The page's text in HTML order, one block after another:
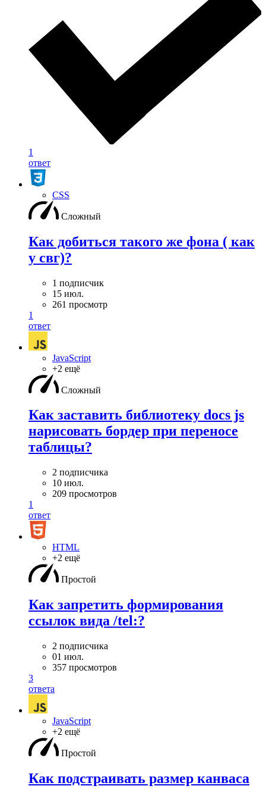
1
ответ
CSS
Сложный
Как добиться такого же фона ( как
у свг)?
1 подписчик
15 июл.
261 просмотр
1
ответ
JavaScript
+2 ещё
Сложный
Как заставить библиотеку docs js
нарисовать бордер при переносе
таблицы?
2 подписчика
10 июл.
209 просмотров
1
ответ
HTML
+2 ещё
Простой
Как запретить формирования
ссылок вида /tel:?
2 подписчика
01 июл.
357 просмотров
3
ответа
JavaScript
+2 ещё
Простой
Как подстраивать размер канваса